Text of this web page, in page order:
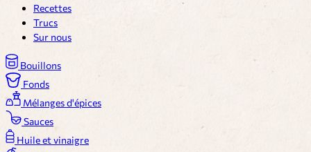
Recettes
Trucs
Sur nous
Bouillons
Fonds
Mélanges d'épices
Sauces
Huile et vinaigre